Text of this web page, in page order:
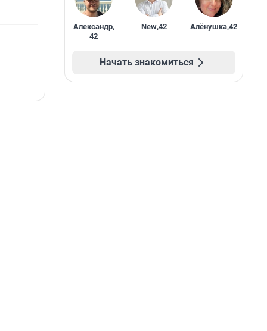
Александр,
42
New,42 Алёнушка,42
Начать знакомиться